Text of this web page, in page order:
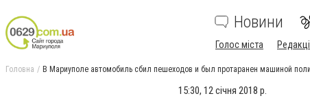
Новини
Голос міста
Головна В Мариуполе автомобиль сбил пешеходов и был протаранен машиной
15:30, 12 січня 2018 р.